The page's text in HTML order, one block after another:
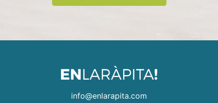
info@enlarapita.com